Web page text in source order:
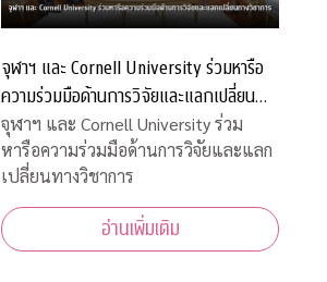
จุฬาฯ และ Cornell University ร่วมหารือ
ความร่วมมือด้านการวิจัยและแลกเปลี่ยน
ทางวิชาการ
จุฬาฯ และ Cornell University ร่วม
หารือความร่วมมือด้านการวิจัยและแลก
เปลี่ยนทางวิชาการ
อ่านเพิ่มเติม